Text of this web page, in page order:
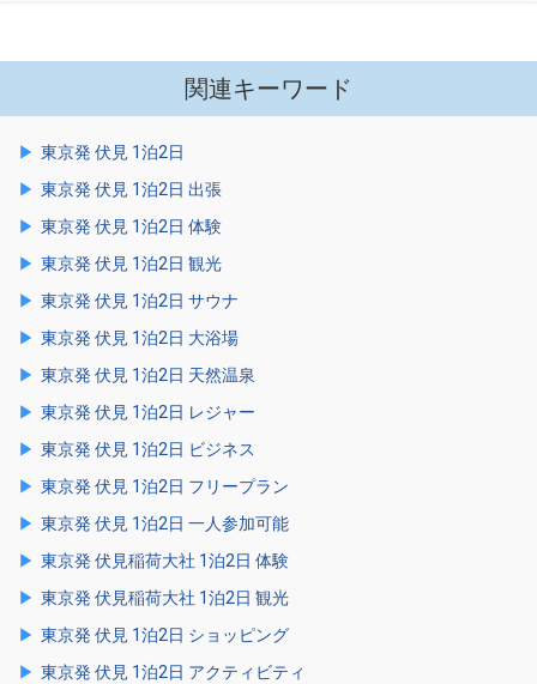
関連キーワード
東京発 伏見 1泊2日
東京発 伏見 1泊2日 出張
東京発 伏見 1泊2日 体験
東京発 伏見 1泊2日 観光
東京発 伏見 1泊2日 サウナ
東京発 伏見 1泊2日 大浴場
東京発 伏見 1泊2日 天然温泉
東京発 伏見 1泊2日 レジャー
東京発 伏見 1泊2日 ビジネス
東京発 伏見 1泊2日 フリープラン
東京発 伏見 1泊2日 一人参加可能
東京発 伏見稲荷大社 1泊2日 体験
東京発 伏見稲荷大社 1泊2日 観光
東京発 伏見 1泊2日 ショッピング
東京発 伏見 1泊2日 アクティビティ